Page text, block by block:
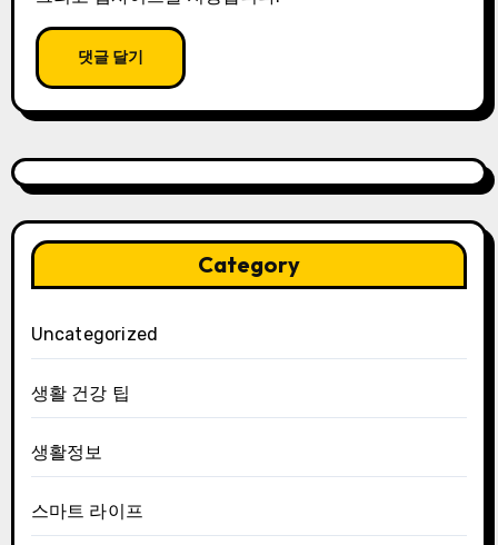
Category
Uncategorized
생활 건강 팁
생활정보
스마트 라이프